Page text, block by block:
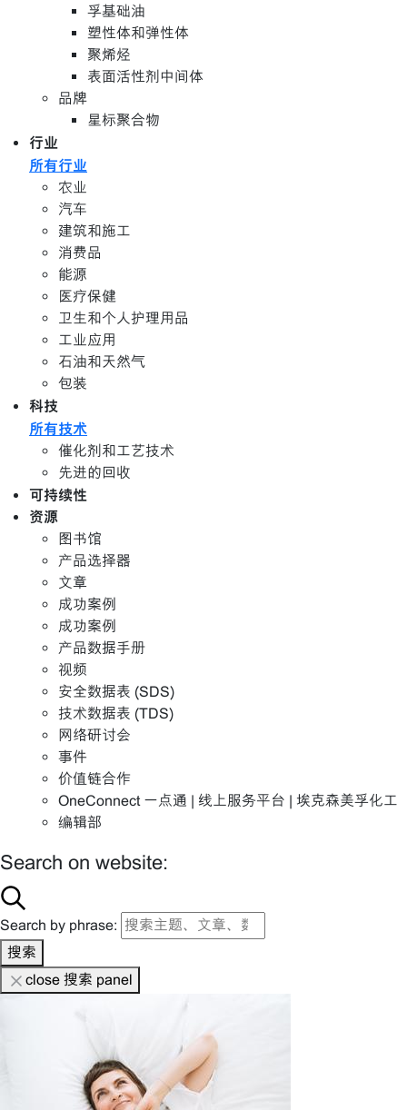
孚基础油
塑性体和弹性体
聚烯烃
表面活性剂中间体
品牌
星标聚合物
行业
所有行业
农业
汽车
建筑和施工
消费品
能源
医疗保健
卫生和个人护理用品
工业应用
石油和天然气
包装
科技
所有技术
催化剂和工艺技术
先进的回收
可持续性
资源
图书馆
产品选择器
文章
成功案例
成功案例
产品数据手册
视频
安全数据表 (SDS)
技术数据表 (TDS)
网络研讨会
事件
价值链合作
OneConnect 一点通 | 线上服务平台 | 埃克森美孚化工
编辑部
Search on website:
Search by phrase:
搜索
close 搜索 panel